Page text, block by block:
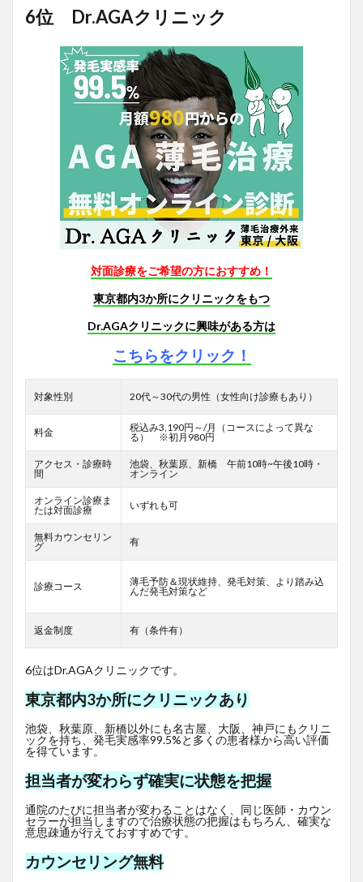
6位 Dr.AGAクリニック
対面診療をご希望の方におすすめ！
東京都内3か所にクリニックをもつ
Dr.AGAクリニックに興味がある方は
こちらをクリック！
対象性別 20代～30代の男性（女性向け診療もあり）
料金
税込み3,190円～/月（コースによって異な
る） ※初月980円
アクセス・診療時
間
池袋、秋葉原、新橋 午前10時~午後10時・
オンライン
オンライン診療ま
たは対面診療
いずれも可
無料カウンセリン
グ
有
診療コース
薄毛予防＆現状維持、発毛対策、より踏み込
んだ発毛対策など
返金制度 有（条件有）
6位はDr.AGAクリニックです。
東京都内3か所にクリニックあり
池袋、秋葉原、新橋以外にも名古屋、大阪、神戸にもクリニ
ックを持ち、発毛実感率99.5%と多くの患者様から高い評価
を得ています。
担当者が変わらず確実に状態を把握
通院のたびに担当者が変わることはなく、同じ医師・カウン
セラーが担当しますので治療状態の把握はもちろん、確実な
意思疎通が行えておすすめです。
カウンセリング無料